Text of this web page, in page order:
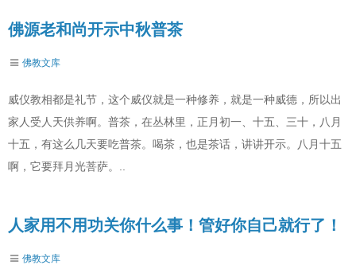
佛源老和尚开示中秋普茶
佛教文库
威仪教相都是礼节，这个威仪就是一种修养，就是一种威德，所以出
家人受人天供养啊。普茶，在丛林里，正月初一、十五、三十，八月
十五，有这么几天要吃普茶。喝茶，也是茶话，讲讲开示。八月十五
啊，它要拜月光菩萨。..
人家用不用功关你什么事！管好你自己就行了！
佛教文库